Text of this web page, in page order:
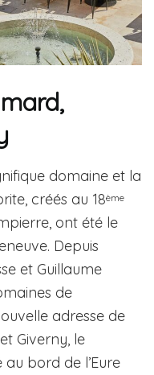
domaine et la
créés au 18ème
ont été le
Depuis
et Guillaume
de
adresse de
Giverny, le
bord de l’Eure